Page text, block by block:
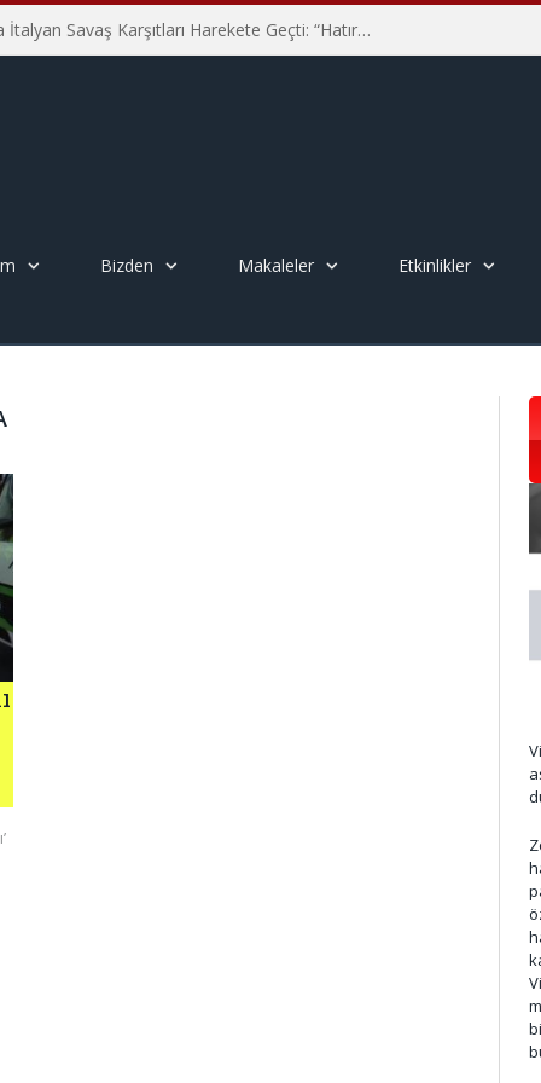
Hiroşima’nın 81. Yılında İtalyan Savaş Karşıtları Harekete Geçti: “Hatırlamak yeterli değil”
Bizden Makaleler Etkinlikler